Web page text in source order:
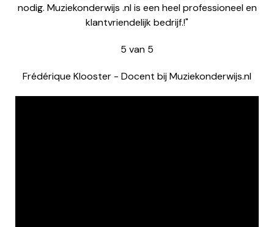
nodig. Muziekonderwijs .nl is een heel professioneel en
klantvriendelijk bedrijf.!"
5 van 5
Frédérique Klooster - Docent bij Muziekonderwijs.nl